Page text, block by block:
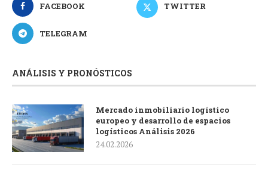
FACEBOOK TWITTER
TELEGRAM
ANÁLISIS Y PRONÓSTICOS
Mercado inmobiliario logístico
europeo y desarrollo de espacios
logísticos Análisis 2026
24.02.2026